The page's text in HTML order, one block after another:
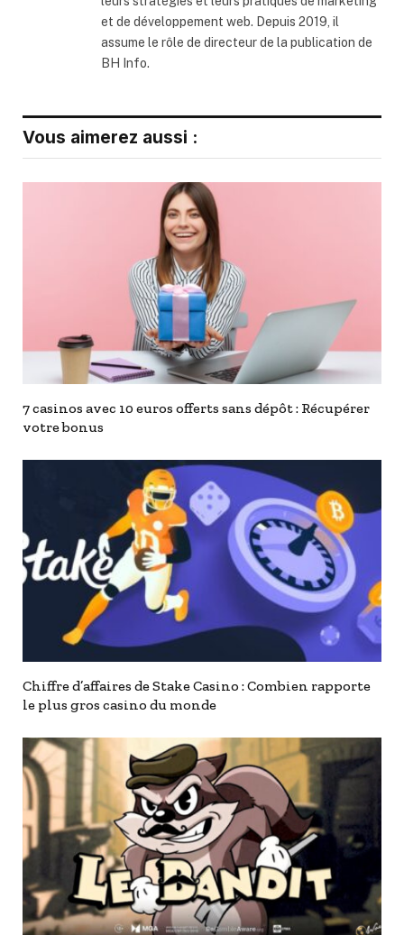
et de développement web. Depuis 2019, il
assume le rôle de directeur de la publication de
BH Info.
Vous aimerez aussi :
7 casinos avec 10 euros offerts sans dépôt : Récupérer
votre bonus
Chiffre d’affaires de Stake Casino : Combien rapporte
le plus gros casino du monde